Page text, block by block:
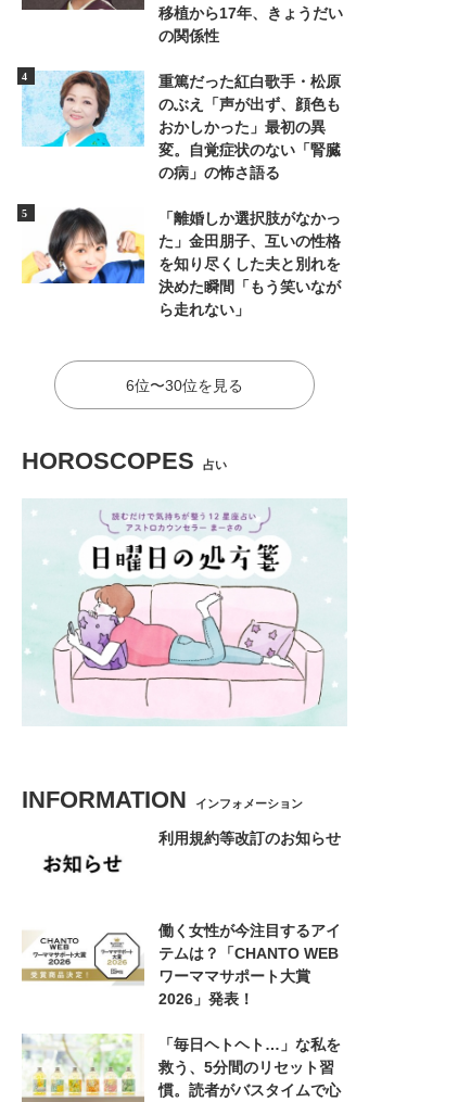
移植から17年、きょうだい
の関係性
重篤だった紅白歌手・松原
のぶえ「声が出ず、顔色も
おかしかった」最初の異
変。自覚症状のない「腎臓
の病」の怖さ語る
「離婚しか選択肢がなかっ
た」金田朋子、互いの性格
を知り尽くした夫と別れを
決めた瞬間「もう笑いなが
ら走れない」
6位〜30位を見る
HOROSCOPES 占い
INFORMATION インフォメーション
利用規約等改訂のお知らせ
働く女性が今注目するアイ
テムは？「CHANTO WEB
ワーママサポート大賞
2026」発表！
「毎日ヘトヘト…」な私を
救う、5分間のリセット習
慣。読者がバスタイムで心